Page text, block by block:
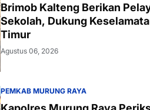
Brimob Kalteng Berikan
Sekolah, Dukung
Timur
Agustus 06, 2026
PEMKAB MURUNG RAYA